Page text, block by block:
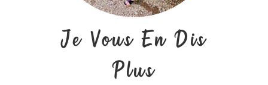
Je Vous En Dis
Plus